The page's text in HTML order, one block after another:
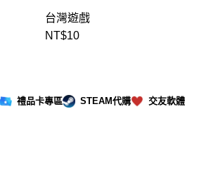
台灣遊戲
NT$10
禮品卡專區 STEAM代購
交友軟體